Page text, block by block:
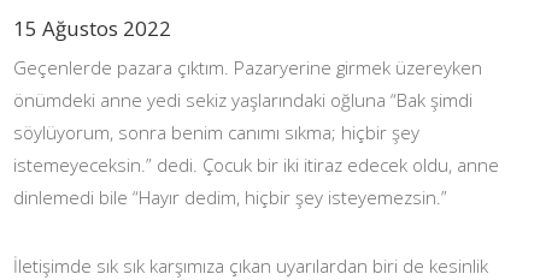
15 Ağustos 2022
Geçenlerde pazara çıktım. Pazaryerine girmek üzereyken
önümdeki anne yedi sekiz yaşlarındaki oğluna “Bak şimdi
söylüyorum, sonra benim canımı sıkma; hiçbir şey
istemeyeceksin.” dedi. Çocuk bir iki itiraz edecek oldu, anne
dinlemedi bile “Hayır dedim, hiçbir şey isteyemezsin.”
İletişimde sık sık karşımıza çıkan uyarılardan biri de kesinlik